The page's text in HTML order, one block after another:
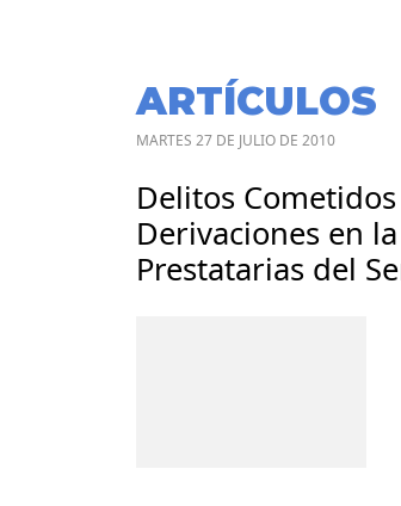
ARTÍCULOS
MARTES 27 DE JULIO DE 2010
Delitos
Derivaciones en
Prestatarias del